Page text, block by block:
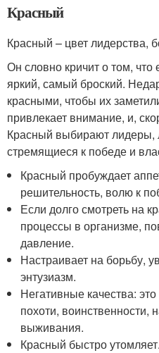
Красный
Красный – цвет лидерства,
Он словно кричит о том,
яркий, самый броский.
красными, чтобы их
привлекает внимание, и,
Красный выбирают
стремящиеся к победе и
Красный пробуждает
решительность, волю к
Если долго смотреть на
процессы в организме,
давление.
Настраивает на борьбу,
энтузиазм.
Негативные качества:
похоти, воинственности,
выживания.
Красный быстро утомляет.